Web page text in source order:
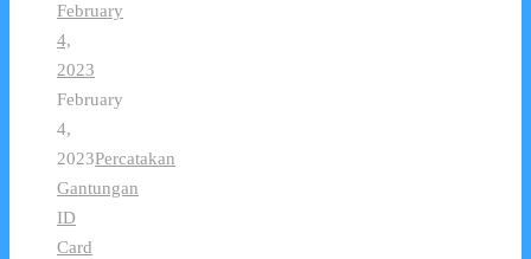
February
4,
2023
February
4,
2023Percatakan
Gantungan
ID
Card